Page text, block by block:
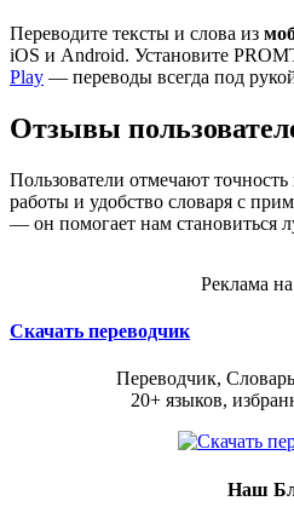
Переводите тексты и слова из
iOS и Android. Установите
Play — переводы всегда под
Отзывы
Пользователи отмечают
работы и удобство словаря с
— он помогает нам становиться
Реклама
Скачать переводчик
Переводчик,
20+ языков,
Наш